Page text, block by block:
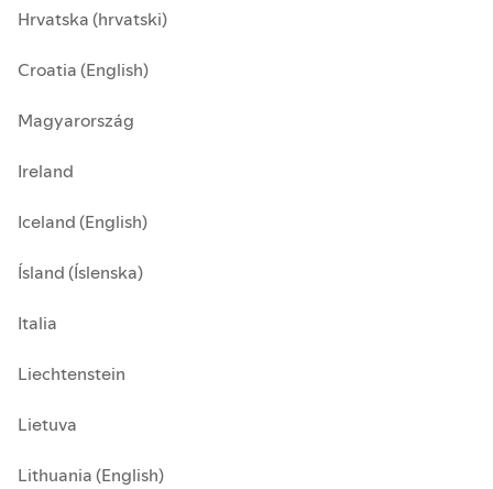
Hrvatska (hrvatski)
Croatia (English)
Magyarország
Ireland
Iceland (English)
Ísland (Íslenska)
Italia
Liechtenstein
Lietuva
Lithuania (English)